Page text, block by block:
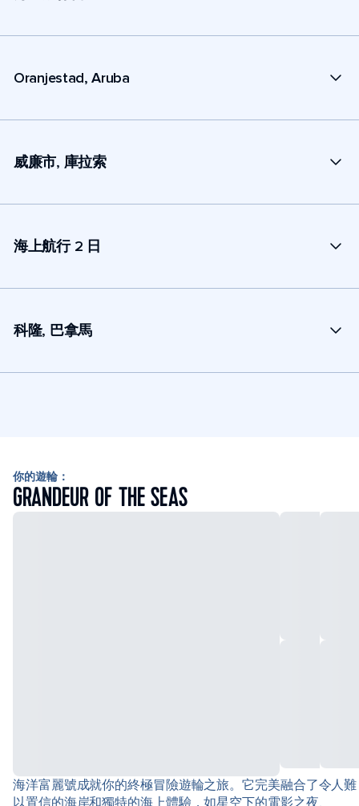
Oranjestad, Aruba
威廉市, 庫拉索
海上航行 2 日
科隆, 巴拿馬
你的遊輪：
GRANDEUR OF THE SEAS
海洋富麗號成就你的終極冒險遊輪之旅。它完美融合了令人難
以置信的海岸和獨特的海上體驗，如星空下的電影之夜、